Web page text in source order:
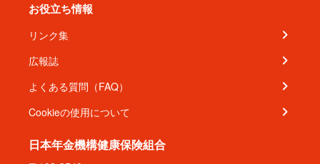
お役立ち情報
リンク集
広報誌
よくある質問（FAQ）
Cookieの使用について
日本年金機構健康保険組合